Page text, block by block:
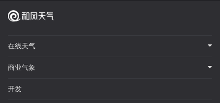
在线天气
商业气象
开发